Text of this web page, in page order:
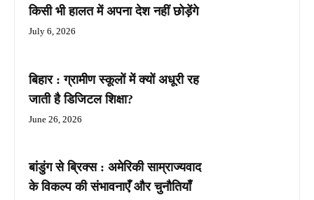
किसी भी हालत में अपना देश नहीं छोड़ेंगे
July 6, 2026
बिहार : ग्रामीण स्कूलों में क्यों अधूरी रह
जाती है डिजिटल शिक्षा?
June 26, 2026
बांडुंग से ब्रिक्स : अमेरिकी साम्राज्यवाद
के विकल्प की संभावनाएँ और चुनौतियाँ